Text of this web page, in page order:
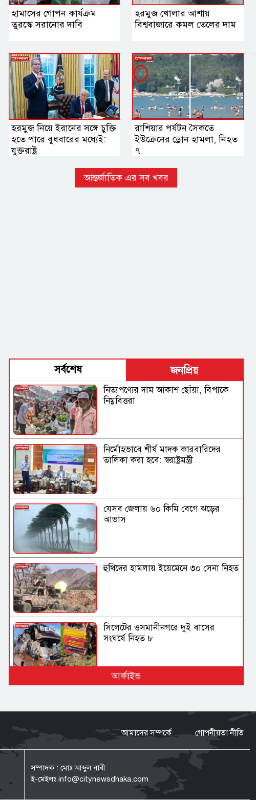
হামাসের গোপন কার্যক্রম
তুরস্কে সরানোর দাবি
হরমুজ খোলার আশায়
বিশ্ববাজারে কমল তেলের দাম
হরমুজ নিয়ে ইরানের সঙ্গে চুক্তি
হতে পারে বুধবারের মধ্যেই:
যুক্তরাষ্ট্র
রাশিয়ার পর্যটন সৈকতে
ইউক্রেনের ড্রোন হামলা, নিহত
৭
আন্তর্জাতিক এর সব খবর
সর্বশেষ জনপ্রিয়
নিত্যপণ্যের দাম আকাশ ছোঁয়া, বিপাকে
নিম্নবিত্তরা
নির্মোহভাবে শীর্ষ মাদক কারবারিদের
তালিকা করা হবে: স্বরাষ্ট্রমন্ত্রী
যেসব জেলায় ৬০ কিমি বেগে ঝড়ের
আভাস
হুথিদের হামলায় ইয়েমেনে ৩০ সেনা নিহত
সিলেটের ওসমানীনগরে দুই বাসের
সংঘর্ষে নিহত ৮
বগুড়ায় সাতসকালে বাসচাপায় ৬
আর্কাইভ
আমাদের সম্পর্কে গোপনীয়তা নীতি
সম্পাদক : মোঃ আব্দুল বারী
ই-মেইলঃ info@citynewsdhaka.com